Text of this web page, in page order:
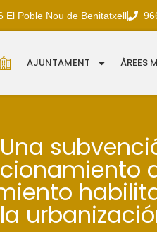
El Poble Nou de Benitatxell
AJUNTAMENT ÀREES
Una
la